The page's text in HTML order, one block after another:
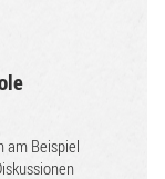
am Beispiel